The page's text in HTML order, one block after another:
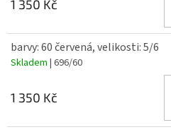
1 350 Kč
barvy: 60 červená, velikosti: 5/6
Skladem | 696/60
1 350 Kč